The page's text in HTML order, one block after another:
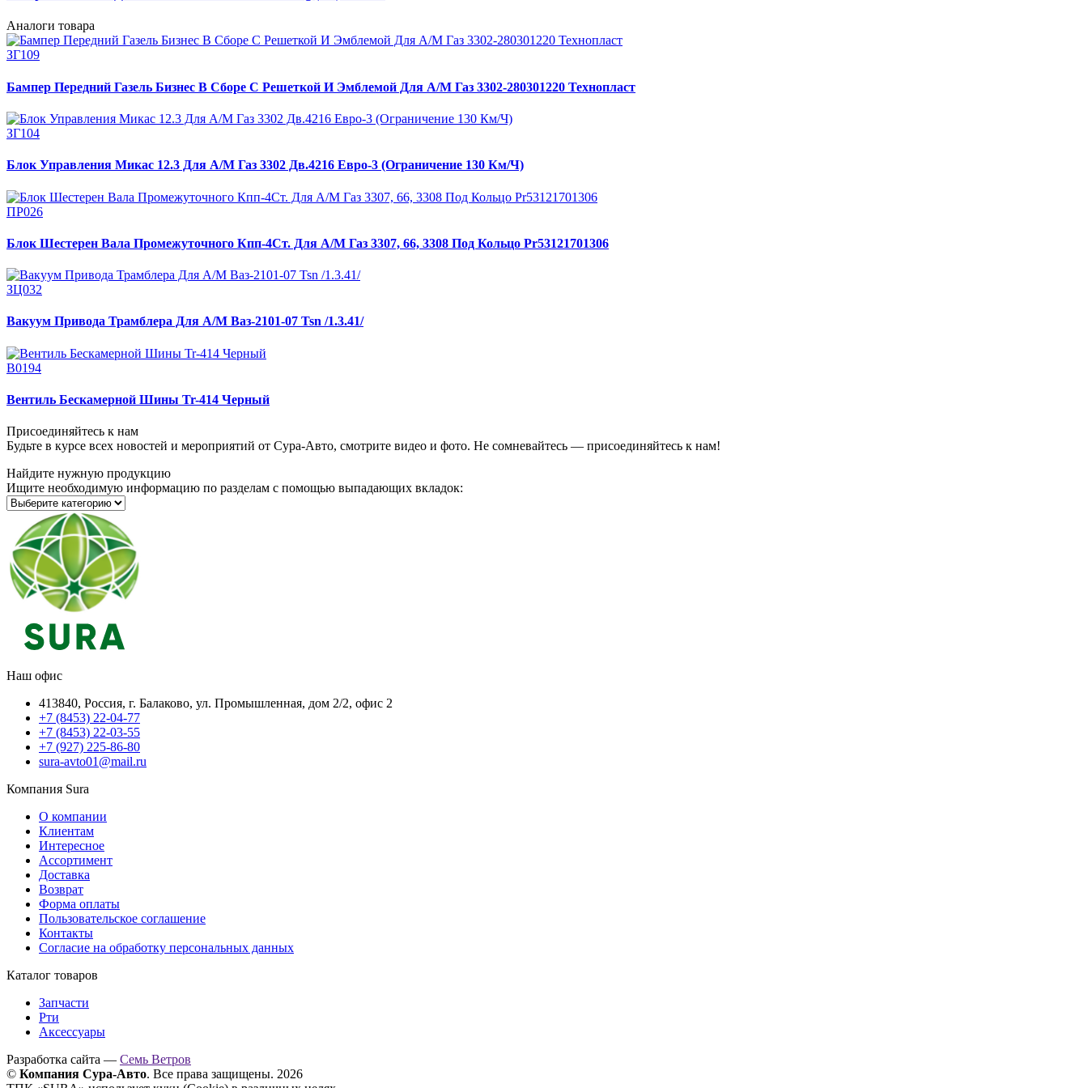
Аналоги товара
ЗГ109
Бампер Передний Газель Бизнес В Сборе С Решеткой И Эмблемой Для А/М Газ 3302-280301220 Технопласт
ЗГ104
Блок Управления Микас 12.3 Для А/М Газ 3302 Дв.4216 Евро-3 (Ограничение 130 Км/Ч)
ПР026
Блок Шестерен Вала Промежуточного Кпп-4Ст. Для А/М Газ 3307, 66, 3308 Под Кольцо Pr53121701306
ЗЦ032
Вакуум Привода Трамблера Для А/М Ваз-2101-07 Tsn /1.3.41/
В0194
Вентиль Бескамерной Шины Tr-414 Черный
Присоединяйтесь к нам
Будьте в курсе всех новостей и мероприятий от Сура-Авто, смотрите видео и фото. Не сомневайтесь — присоединяйтесь к нам!
Найдите нужную продукцию
Ищите необходимую информацию по разделам с помощью выпадающих вкладок:
Наш офис
413840, Россия, г. Балаково, ул. Промышленная, дом 2/2, офис 2
+7 (8453) 22-04-77
+7 (8453) 22-03-55
+7 (927) 225-86-80
sura-avto01@mail.ru
Компания Sura
О компании
Клиентам
Интересное
Ассортимент
Доставка
Возврат
Форма оплаты
Пользовательское соглашение
Контакты
Согласие на обработку персональных данных
Каталог товаров
Запчасти
Рти
Аксессуары
Разработка сайта — Семь Ветров
© Компания Сура-Авто. Все права защищены. 2026